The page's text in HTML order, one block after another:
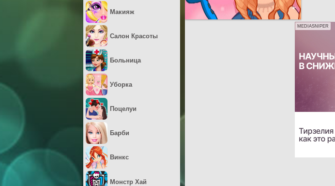
MEDIASNIPER
Макияж
Салон Красоты
Больница
Уборка
Поцелуи
Барби
Винкс
Монстр Хай